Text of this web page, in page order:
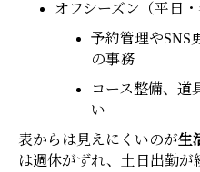
オフシーズン（平日・
予約管理やSNS
の事務
コース整備、道
い
表からは見えにくいのが生
は週休がずれ、土日出勤が